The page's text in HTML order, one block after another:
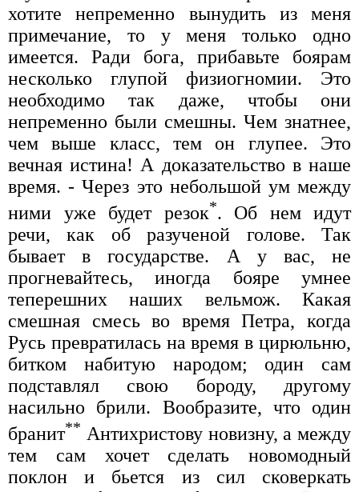
хотите непременно вынудить из меня
примечание, то у меня только одно
имеется. Ради бога, прибавьте боярам
несколько глупой физиогномии. Это
необходимо так даже, чтобы они
непременно были смешны. Чем знатнее,
чем выше класс, тем он глупее. Это
вечная истина! А доказательство в наше
время. - Через это небольшой ум между
ними уже будет резок*. Об нем идут
речи, как об разученой голове. Так
бывает в государстве. А у вас, не
прогневайтесь, иногда бояре умнее
теперешних наших вельмож. Какая
смешная смесь во время Петра, когда
Русь превратилась на время в цирюльню,
битком набитую народом; один сам
подставлял свою бороду, другому
насильно брили. Вообразите, что один
бранит** Антихристову новизну, а между
тем сам хочет сделать новомодный
поклон и бьется из сил сковеркать